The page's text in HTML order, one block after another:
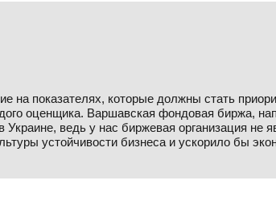
на показателях, которые должны стать
оценщика. Варшавская фондовая биржа,
ведь у нас биржевая организация не
устойчивости бизнеса и ускорило бы